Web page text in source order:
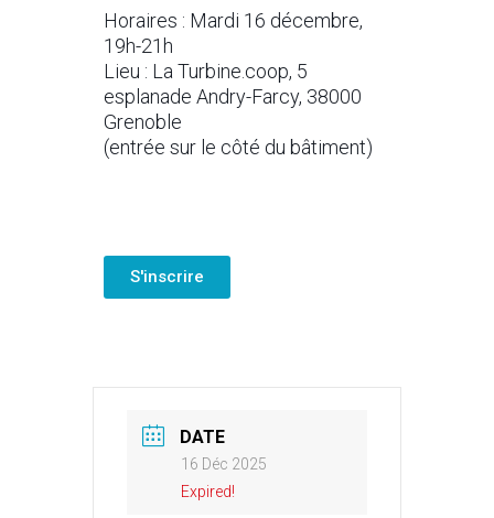
Horaires : Mardi 16 décembre,
19h-21h
Lieu : La Turbine.coop, 5
esplanade Andry-Farcy, 38000
Grenoble
(entrée sur le côté du bâtiment)
S'inscrire
DATE
16 Déc 2025
Expired!